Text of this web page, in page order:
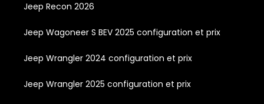
Jeep Recon 2026
Jeep Wagoneer S BEV 2025 configuration et prix
Jeep Wrangler 2024 configuration et prix
Jeep Wrangler 2025 configuration et prix